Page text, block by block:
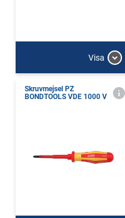
Visa
Skruvmejsel PZ
BONDTOOLS VDE 1000 V